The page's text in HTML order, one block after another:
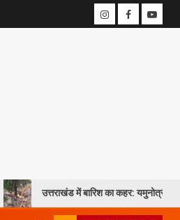
में बारिश का कहर: यमुनोत्री और बदरीनाथ